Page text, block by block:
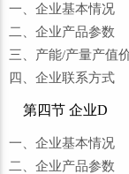
一、企业基本情况
二、企业产品参数
三、产能/产量产值
四、企业联系方式
第四节 企业D
一、企业基本情况
二、企业产品参数